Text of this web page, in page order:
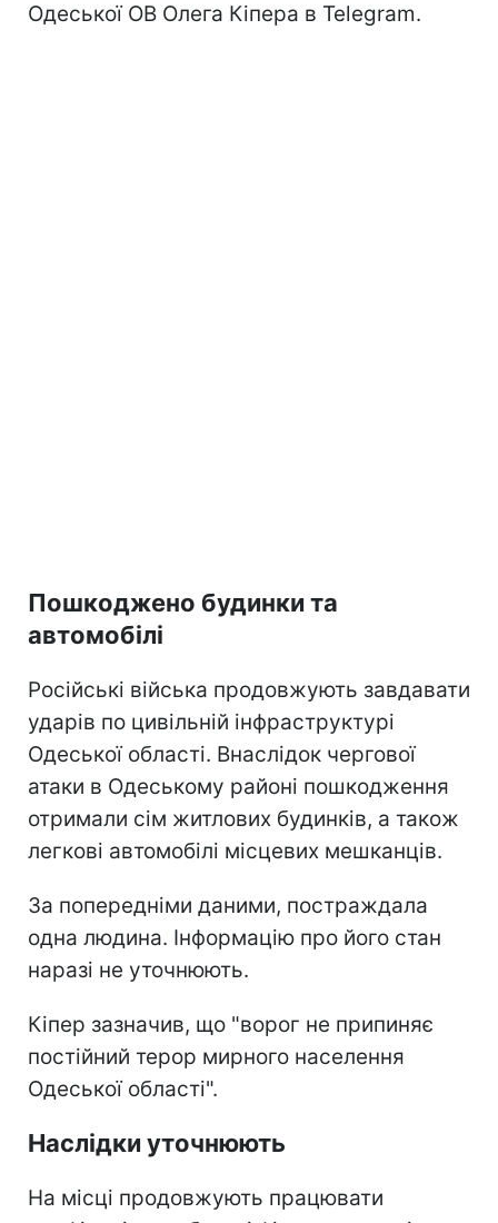
Одеської ОВ Олега Кіпера в Telegram.
Пошкоджено будинки та
автомобілі
Російські війська продовжують завдавати
ударів по цивільній інфраструктурі
Одеської області. Внаслідок чергової
атаки в Одеському районі пошкодження
отримали сім житлових будинків, а також
легкові автомобілі місцевих мешканців.
За попередніми даними, постраждала
одна людина. Інформацію про його стан
наразі не уточнюють.
Кіпер зазначив, що "ворог не припиняє
постійний терор мирного населення
Одеської області".
Наслідки уточнюють
На місці продовжують працювати